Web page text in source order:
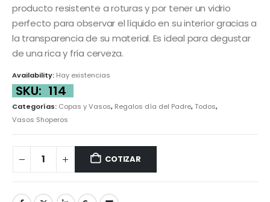
producto resistente a roturas y por tener un vidrio
perfecto para observar el líquido en su interior gracias a
la transparencia de su material. Es ideal para degustar
de una rica y fría cerveza.
Availability: Hay existencias
SKU: 114
Categorías: Copas y Vasos, Regalos día del Padre,Todos,
Vasos Shoperos
COTIZAR